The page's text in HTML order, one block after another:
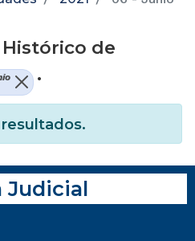
de
.
Judicial